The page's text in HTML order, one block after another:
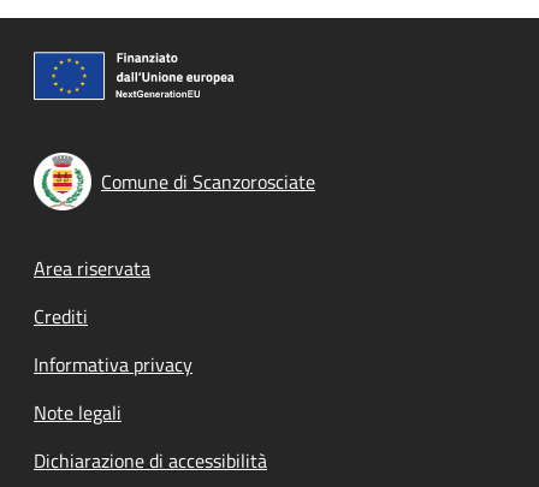
Comune di Scanzorosciate
Footer menu
Area riservata
Crediti
Informativa privacy
Note legali
Dichiarazione di accessibilità